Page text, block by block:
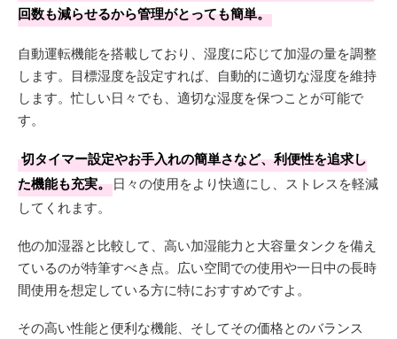
回数も減らせるから管理がとっても簡単。
自動運転機能を搭載しており、湿度に応じて加湿の量を調整
します。目標湿度を設定すれば、自動的に適切な湿度を維持
します。忙しい日々でも、適切な湿度を保つことが可能で
す。
切タイマー設定やお手入れの簡単さなど、利便性を追求し
た機能も充実。日々の使用をより快適にし、ストレスを軽減
してくれます。
他の加湿器と比較して、高い加湿能力と大容量タンクを備え
ているのが特筆すべき点。広い空間での使用や一日中の長時
間使用を想定している方に特におすすめですよ。
その高い性能と便利な機能、そしてその価格とのバランス